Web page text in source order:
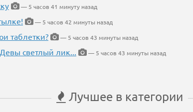
— 5 часов 41 минуту назад
— 5 часов 42 минуты назад
таблетки?
— 5 часов 43 минуты назад
светлый лик... — 5 часов 43 минуты назад
Лучшее в категории